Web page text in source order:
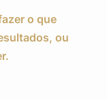
o que
ou